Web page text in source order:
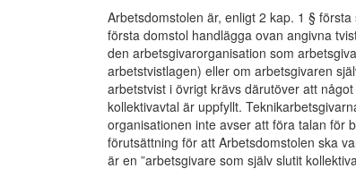
Arbetsdomstolen är, enligt 2 kap. 1 §
första domstol handlägga ovan angivna
den arbetsgivarorganisation som
arbetstvistlagen) eller om arbetsgivaren
arbetstvist i övrigt krävs därutöver att
kollektivavtal är uppfyllt.
organisationen inte avser att föra talan för
förutsättning för att Arbetsdomstolen ska
är en ”arbetsgivare som själv slutit